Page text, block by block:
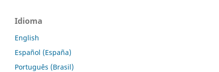
Idioma
English
Español (España)
Português (Brasil)